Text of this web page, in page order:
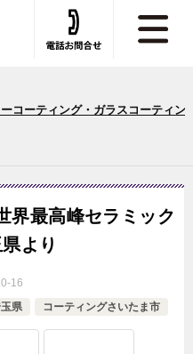
コーティング・ガラスコーティン
界最高峰セラミック
より
16
県 コーティングさいたま市